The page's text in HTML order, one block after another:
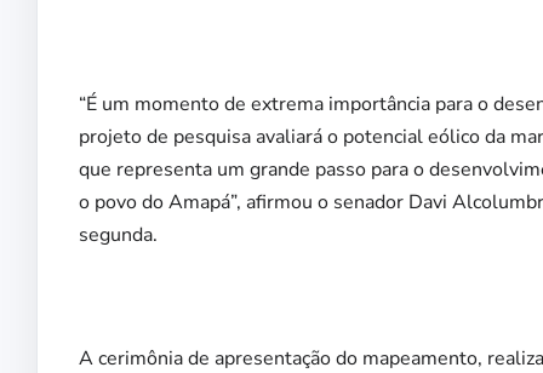
“É um momento de extrema importância para o
projeto de pesquisa avaliará o potencial eólico da
que representa um grande passo para o
o povo do Amapá”, afirmou o senador Davi
segunda.
A cerimônia de apresentação do mapeamento,